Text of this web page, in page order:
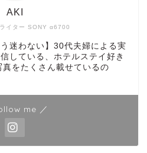
イター SONY α6700
AKI
迷わない】30代夫婦による実
している、ホテルステイ好き
をたくさん載せているの
me ／